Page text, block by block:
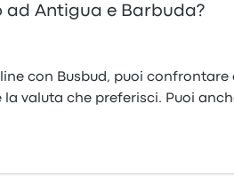
Antigua e Barbuda?
con Busbud, puoi
valuta che preferisci. Puoi